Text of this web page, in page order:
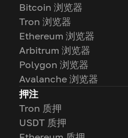
Bitcoin 浏览器
Tron 浏览器
Ethereum 浏览器
Arbitrum 浏览器
Polygon 浏览器
Avalanche 浏览器
押注
Tron 质押
USDT 质押